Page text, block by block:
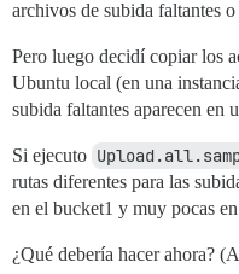
archivos de subida faltantes o
Pero luego decidí copiar los
Ubuntu local (en una
subida faltantes aparecen en
Si ejecuto
rutas diferentes para las
en el bucket1 y muy pocas
¿Qué debería hacer ahora?